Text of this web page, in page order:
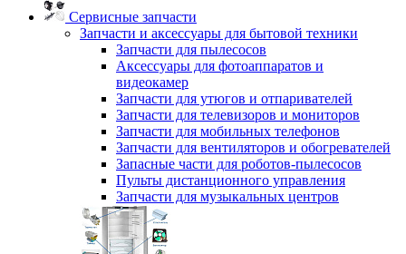
Сервисные запчасти
Запчасти и аксессуары для бытовой техники
Запчасти для пылесосов
Аксессуары для фотоаппаратов и
видеокамер
Запчасти для утюгов и отпаривателей
Запчасти для телевизоров и мониторов
Запчасти для мобильных телефонов
Запчасти для вентиляторов и обогревателей
Запасные части для роботов-пылесосов
Пульты дистанционного управления
Запчасти для музыкальных центров